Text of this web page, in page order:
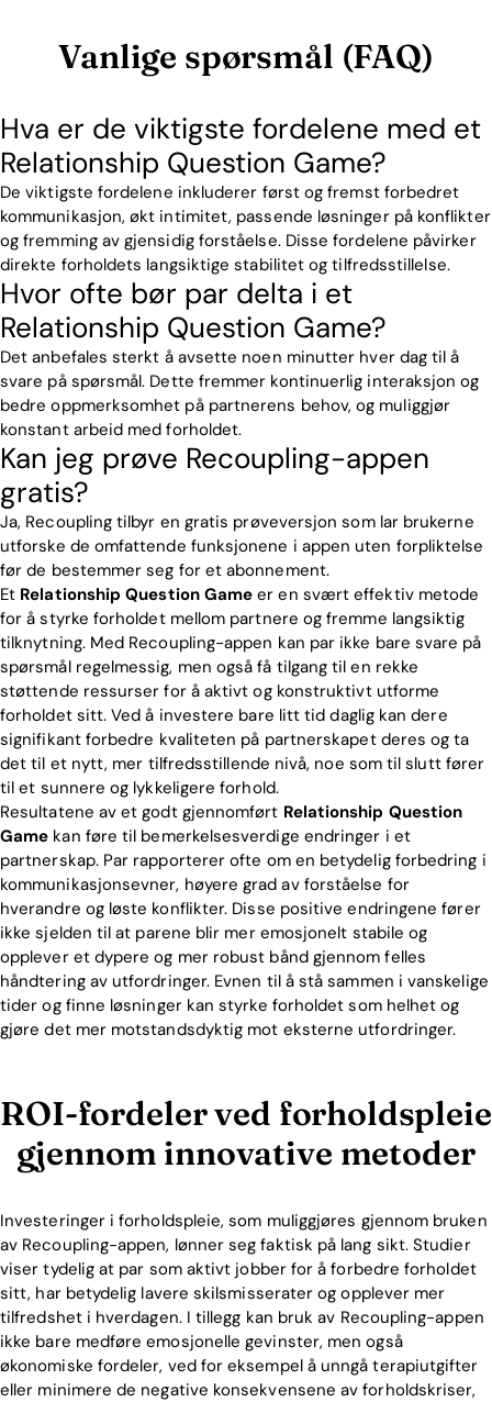
Vanlige spørsmål (FAQ)
Hva er de viktigste fordelene med et
Relationship Question Game?
De viktigste fordelene inkluderer først og fremst forbedret
kommunikasjon, økt intimitet, passende løsninger på konflikter
og fremming av gjensidig forståelse. Disse fordelene påvirker
direkte forholdets langsiktige stabilitet og tilfredsstillelse.
Hvor ofte bør par delta i et
Relationship Question Game?
Det anbefales sterkt å avsette noen minutter hver dag til å
svare på spørsmål. Dette fremmer kontinuerlig interaksjon og
bedre oppmerksomhet på partnerens behov, og muliggjør
konstant arbeid med forholdet.
Kan jeg prøve Recoupling-appen
gratis?
Ja, Recoupling tilbyr en gratis prøveversjon som lar brukerne
utforske de omfattende funksjonene i appen uten forpliktelse
før de bestemmer seg for et abonnement.
Et Relationship Question Game er en svært effektiv metode
for å styrke forholdet mellom partnere og fremme langsiktig
tilknytning. Med Recoupling-appen kan par ikke bare svare på
spørsmål regelmessig, men også få tilgang til en rekke
støttende ressurser for å aktivt og konstruktivt utforme
forholdet sitt. Ved å investere bare litt tid daglig kan dere
signifikant forbedre kvaliteten på partnerskapet deres og ta
det til et nytt, mer tilfredsstillende nivå, noe som til slutt fører
til et sunnere og lykkeligere forhold.
Resultatene av et godt gjennomført Relationship Question
Game kan føre til bemerkelsesverdige endringer i et
partnerskap. Par rapporterer ofte om en betydelig forbedring i
kommunikasjonsevner, høyere grad av forståelse for
hverandre og løste konflikter. Disse positive endringene fører
ikke sjelden til at parene blir mer emosjonelt stabile og
opplever et dypere og mer robust bånd gjennom felles
håndtering av utfordringer. Evnen til å stå sammen i vanskelige
tider og finne løsninger kan styrke forholdet som helhet og
gjøre det mer motstandsdyktig mot eksterne utfordringer.
ROI-fordeler ved forholdspleie
gjennom innovative metoder
Investeringer i forholdspleie, som muliggjøres gjennom bruken
av Recoupling-appen, lønner seg faktisk på lang sikt. Studier
viser tydelig at par som aktivt jobber for å forbedre forholdet
sitt, har betydelig lavere skilsmisserater og opplever mer
tilfredshet i hverdagen. I tillegg kan bruk av Recoupling-appen
ikke bare medføre emosjonelle gevinster, men også
økonomiske fordeler, ved for eksempel å unngå terapiutgifter
eller minimere de negative konsekvensene av forholdskriser,